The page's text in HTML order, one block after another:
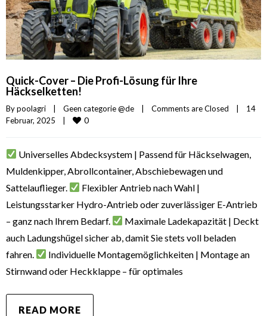
Quick-Cover – Die Profi-Lösung für Ihre
Häckselketten!
By poolagri Geen categorie @de Comments are Closed
14
Februar, 2025
0
Universelles Abdecksystem | Passend für Häckselwagen,
Muldenkipper, Abrollcontainer, Abschiebewagen und
Sattelauflieger.
Flexibler Antrieb nach Wahl |
Leistungsstarker Hydro-Antrieb oder zuverlässiger E-Antrieb
– ganz nach Ihrem Bedarf.
Maximale Ladekapazität | Deckt
auch Ladungshügel sicher ab, damit Sie stets voll beladen
fahren.
Individuelle Montagemöglichkeiten | Montage an
Stirnwand oder Heckklappe – für optimales
READ MORE